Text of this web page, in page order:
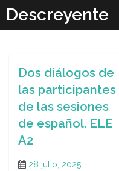
content
Descreyente
Dos diálogos de
las participantes
de las sesiones
de español. ELE
A2
28 julio, 2025